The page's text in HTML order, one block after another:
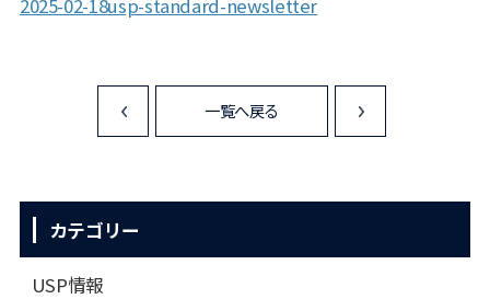
2025-02-18usp-standard-newsletter
<
一覧へ戻る
カテゴリー
USP情報